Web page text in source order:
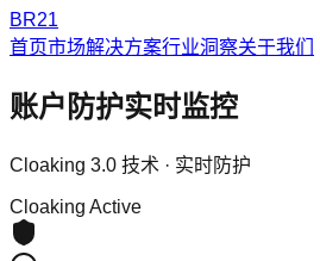
BR21
首页市场解决方案行业洞察关于我们
账户防护实时监控
Cloaking 3.0 技术 · 实时防护
Cloaking Active